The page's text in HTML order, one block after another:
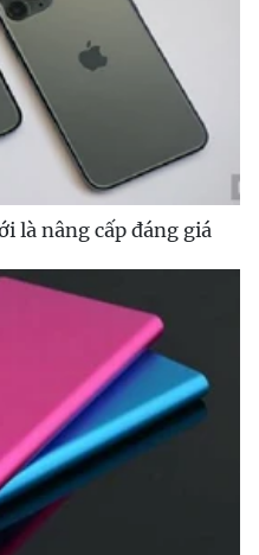
là nâng cấp đáng giá